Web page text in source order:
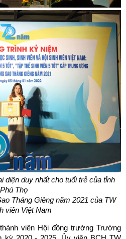
diện duy nhất cho tuổi trẻ của tỉnh
Phú Thọ
Tháng Giêng năm 2021 của TW
viên Việt Nam
viên Hội đồng trường Trường